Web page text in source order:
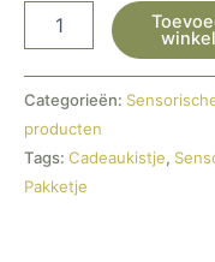
Categorieën:
producten
Tags: Cadeaukistje,
Pakketje